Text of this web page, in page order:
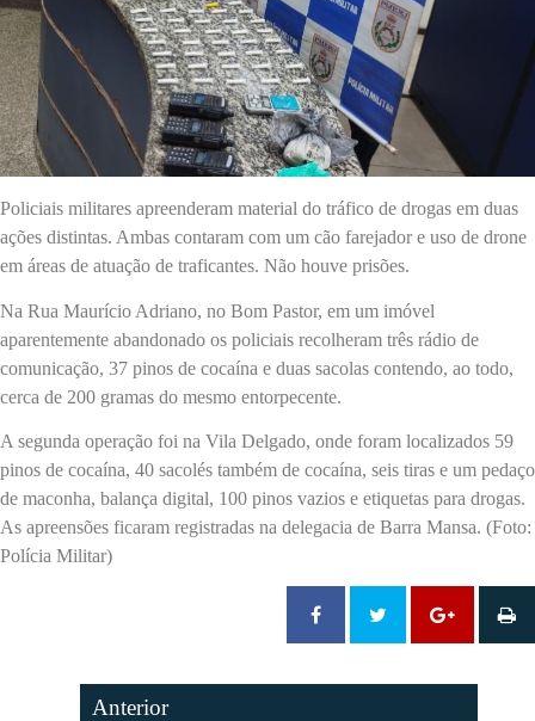
Policiais militares apreenderam material do tráfico de drogas em duas
ações distintas. Ambas contaram com um cão farejador e uso de drone
em áreas de atuação de traficantes. Não houve prisões.
Na Rua Maurício Adriano, no Bom Pastor, em um imóvel
aparentemente abandonado os policiais recolheram três rádio de
comunicação, 37 pinos de cocaína e duas sacolas contendo, ao todo,
cerca de 200 gramas do mesmo entorpecente.
A segunda operação foi na Vila Delgado, onde foram localizados 59
pinos de cocaína, 40 sacolés também de cocaína, seis tiras e um pedaço
de maconha, balança digital, 100 pinos vazios e etiquetas para drogas.
As apreensões ficaram registradas na delegacia de Barra Mansa. (Foto:
Polícia Militar)
Anterior